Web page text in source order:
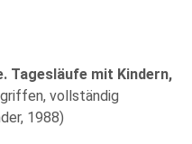
Tagesläufe mit Kindern,
vollständig
1988)